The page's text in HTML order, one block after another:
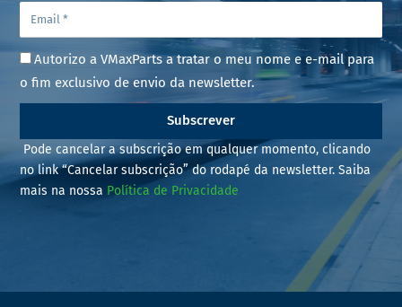
Autorizo a VMaxParts a tratar o meu nome e e-mail para
o fim exclusivo de envio da newsletter.
Subscrever
Pode cancelar a subscrição em qualquer momento, clicando
no link “Cancelar subscrição” do rodapé da newsletter. Saiba
mais na nossa Política de Privacidade